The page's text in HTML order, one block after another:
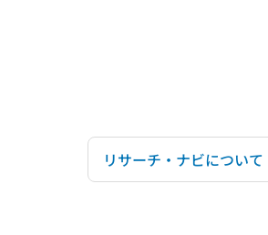
リサーチ・ナビについて